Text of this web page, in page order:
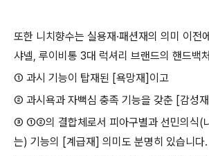
또한 니치향수는 실용재·패션재의 의미 이전
샤넬, 루이비통 3대 럭셔리 브랜드의 핸드백
① 과시 기능이 탑재된 [욕망재]이고
② 과시욕과 자뻑심 충족 기능을 갖춘 [감성
③ ①②의 결합체로서 피아구별과 선민의식(
는) 기능의 [계급재] 의미도 분명히 있습니다.